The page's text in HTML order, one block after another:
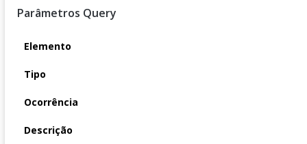
Parâmetros Query
Elemento
Tipo
Ocorrência
Descrição